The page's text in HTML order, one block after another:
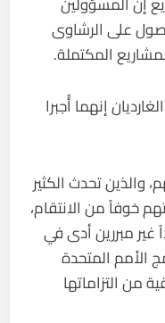
على الرشاوى
المكتملة.
إنهما أُجبرا
والذين تحدث الكثير
من الانتقام،
غير مبررين أدى في
الأمم المتحدة
من التزاماتها